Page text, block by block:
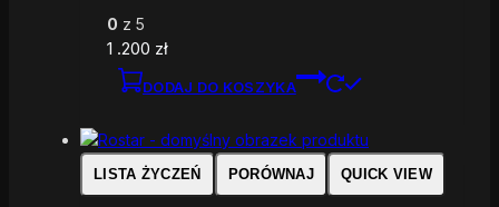
0 z 5
1 .200 zł
DODAJ DO KOSZYKA
LISTA ŻYCZEŃ PORÓWNAJ QUICK VIEW